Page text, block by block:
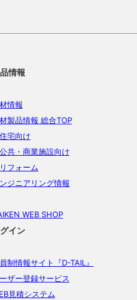
情報
情報
製品情報 総合TOP
住宅向け
公共・商業施設向け
リフォーム
ジニアリング情報
WEB SHOP
イン
制情報サイト『D-TAIL』
ザー登録サービス
見積システム